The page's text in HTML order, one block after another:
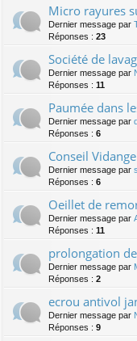
Micro rayures
Dernier message par
Réponses : 23
Société de
Dernier message par
Réponses : 11
Paumée dans
Dernier message par
Réponses : 6
Conseil
Dernier message par
Réponses : 6
Oeillet de
Dernier message par
Réponses : 11
prolongation
Dernier message par
Réponses : 2
ecrou antivol
Dernier message par
Réponses : 9